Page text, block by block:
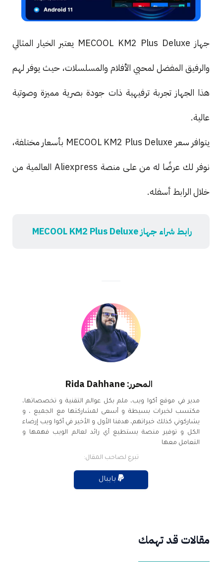
جهاز MECOOL KM2 Plus Deluxe يعتبر الخيار المثالي
والرفيق المفضل لمحبي الأفلام والمسلسلات، حيث يوفر لهم
هذا الجهاز تجربة ترفيهية ذات جودة بصرية مميزة وصوتية
عالية.
يتوافر سعر MECOOL KM2 Plus Deluxe بأسعار مختلفة،
نوفر لك عرضًا له من على منصة Aliexpress العالمية من
خلال الرابط أسفله.
رابط شراء جهاز MECOOL KM2 Plus Deluxe
المحرر: Rida Dahhane
مدير في موقع أكوا ويب، ملم بكل عوالم التقنية و تخصصاتها،
مكتسب لخبرات بسيطة و أسعى لمشاركتها مع الجميع ، و
يشاركوني كذلك خبراتهم، هدفنا الأول و الأخير في أكوا ويب إرضاء
الكل و توفير منصة يستطيع أي رائد لعالم الويب فهمها و
التعامل معها
تبرع لصاحب المقال:
مقالات قد تهمك